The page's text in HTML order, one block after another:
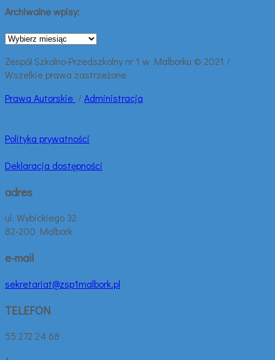
Archiwalne wpisy:
Archiwalne
Zespół Szkolno-Przedszkolny nr 1 w Malborku © 2021 /
Wszelkie prawa zastrzeżone
Prawa Autorskie /Administracja
Polityka prywatności
Deklaracja dostępności
adres
ul. Wybickiego 32
82-200 Malbork
e-mail
sekretariat@zsp1malbork.pl
TELEFON
55 272 24 68